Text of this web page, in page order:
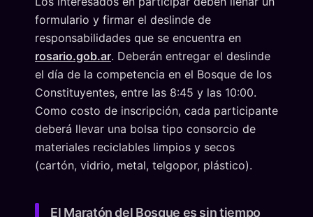
formulario y firmar el deslinde de
responsabilidades que se encuentra en
rosario.gob.ar. Deberán entregar el deslinde
el día de la competencia en el Bosque de los
Constituyentes, entre las 8:45 y las 10:00.
Como costo de inscripción, cada participante
deberá llevar una bolsa tipo consorcio de
materiales reciclables limpios y secos
(cartón, vidrio, metal, telgopor, plástico).
El Maratón del Bosque es sin tiempo